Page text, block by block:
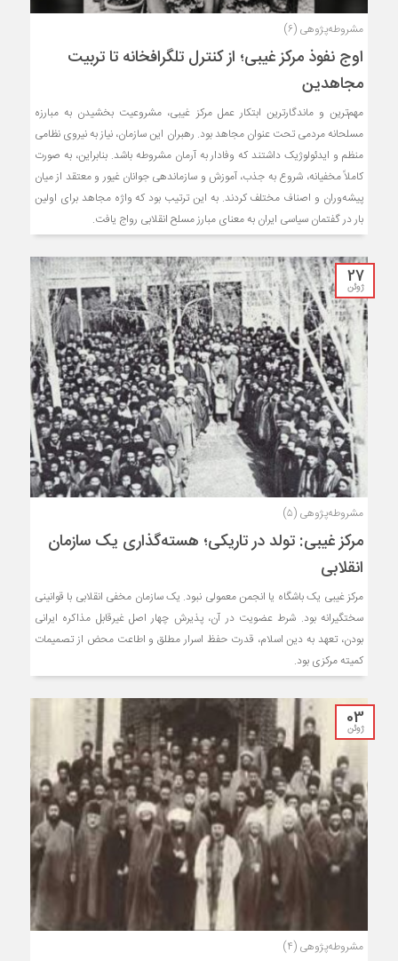
مشروطه‌پژوهی (۶)
اوج نفوذ مرکز غیبی؛ از کنترل تلگرافخانه تا تربیت
مجاهدین
مهم‌ترین و ماندگارترین ابتکار عمل مرکز غیبی، مشروعیت بخشیدن به مبارزه
مسلحانه مردمی تحت عنوان مجاهد بود. رهبران این سازمان، نیاز به نیروی نظامی
منظم و ایدئولوژیک داشتند که وفادار به آرمان مشروطه باشد. بنابراین، به صورت
کاملاً مخفیانه، شروع به جذب، آموزش و سازماندهی جوانان غیور و معتقد از میان
پیشه‌وران و اصناف مختلف کردند. به این ترتیب بود که واژه مجاهد برای اولین
بار در گفتمان سیاسی ایران به معنای مبارز مسلح انقلابی رواج یافت.
27
ژوئن
مشروطه‌پژوهی (۵)
مرکز غیبی: تولد در تاریکی؛ هسته‌گذاری یک سازمان
انقلابی
مرکز غیبی یک باشگاه یا انجمن معمولی نبود. یک سازمان مخفی انقلابی با قوانینی
سختگیرانه بود. شرط عضویت در آن، پذیرش چهار اصل غیرقابل مذاکره ایرانی
بودن، تعهد به دین اسلام، قدرت حفظ اسرار مطلق و اطاعت محض از تصمیمات
کمیته مرکزی بود.
03
ژوئن
مشروطه‌پژوهی (۴)